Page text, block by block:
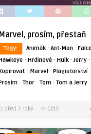
Marvel, prosím, přestaň
Tagy: Animák· Ant-Man ·
· Hrdinové · Hulk· Jerry ·
· Marvel · Plagiatorství·
· Thor · Tom · Tom a Jerry
před 3 roky 1215